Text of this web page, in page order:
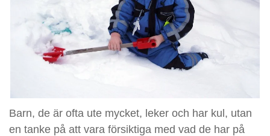
Barn, de är ofta ute mycket, leker och har kul, utan
en tanke på att vara försiktiga med vad de har på